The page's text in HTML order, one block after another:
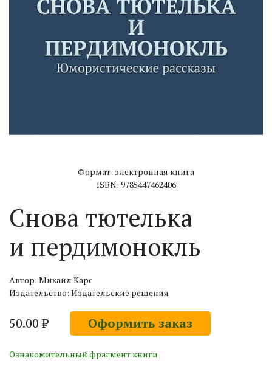
Формат: электронная книга
ISBN: 9785447462406
Снова тютелька
и пердимонокль
Автор: Михаил Карс
Издательство: Издательские решения
50.00 ₽ Оформить заказ
Ознакомительный фрагмент книги